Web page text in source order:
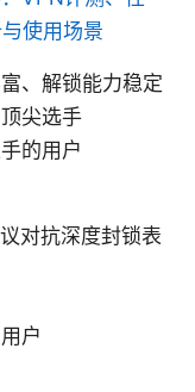
使用场景
、解锁能力稳定
尖选手
的用户
对抗深度封锁表
户